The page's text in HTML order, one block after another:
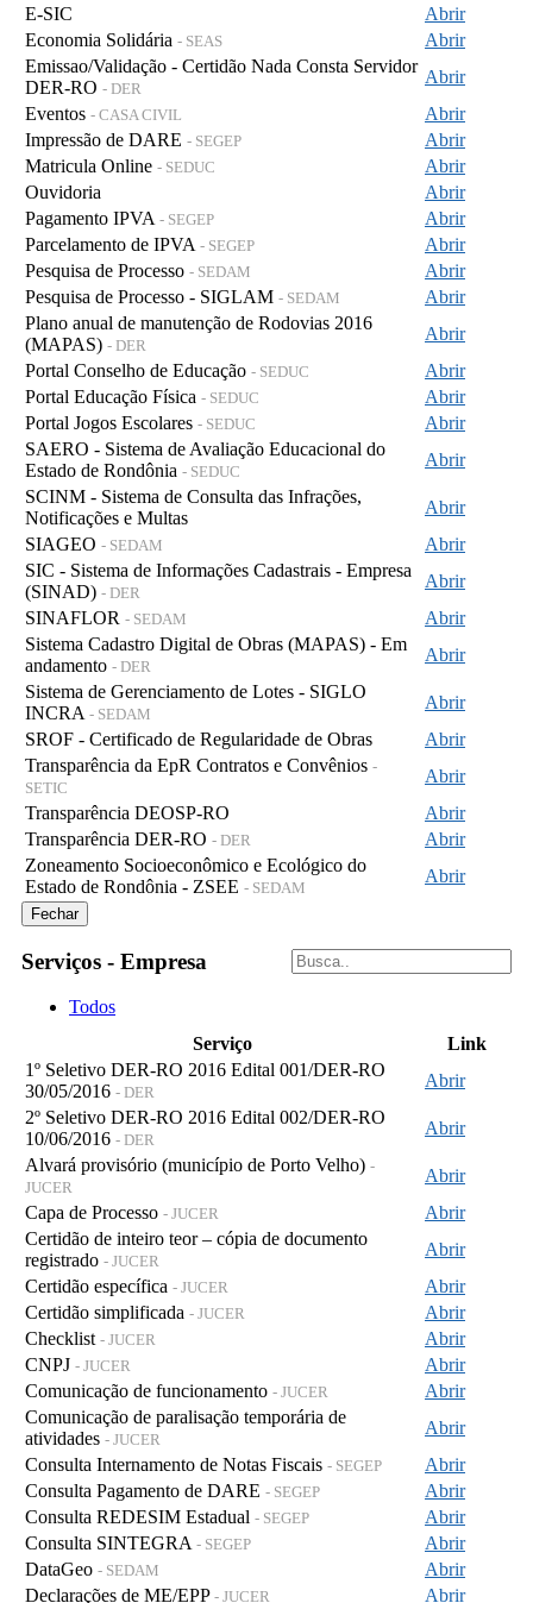
E-SIC
Abrir
Economia Solidária - SEAS
Abrir
Emissao/Validação - Certidão Nada Consta Servidor
DER-RO - DER
Abrir
Eventos - CASA CIVIL
Abrir
Impressão de DARE - SEGEP
Abrir
Matricula Online - SEDUC
Abrir
Ouvidoria
Abrir
Pagamento IPVA - SEGEP
Abrir
Parcelamento de IPVA - SEGEP
Abrir
Pesquisa de Processo - SEDAM
Abrir
Pesquisa de Processo - SIGLAM - SEDAM
Abrir
Plano anual de manutenção de Rodovias 2016
(MAPAS) - DER
Abrir
Portal Conselho de Educação - SEDUC
Abrir
Portal Educação Física - SEDUC
Abrir
Portal Jogos Escolares - SEDUC
Abrir
SAERO - Sistema de Avaliação Educacional do
Estado de Rondônia - SEDUC
Abrir
SCINM - Sistema de Consulta das Infrações,
Notificações e Multas
Abrir
SIAGEO - SEDAM
Abrir
SIC - Sistema de Informações Cadastrais - Empresa
(SINAD) - DER
Abrir
SINAFLOR - SEDAM
Abrir
Sistema Cadastro Digital de Obras (MAPAS) - Em
andamento - DER
Abrir
Sistema de Gerenciamento de Lotes - SIGLO
INCRA - SEDAM
Abrir
SROF - Certificado de Regularidade de Obras
Abrir
Transparência da EpR Contratos e Convênios -
SETIC
Abrir
Transparência DEOSP-RO
Abrir
Transparência DER-RO - DER
Abrir
Zoneamento Socioeconômico e Ecológico do
Estado de Rondônia - ZSEE - SEDAM
Abrir
Fechar
Serviços - Empresa
Todos
Serviço
Link
1º Seletivo DER-RO 2016 Edital 001/DER-RO
30/05/2016 - DER
Abrir
2º Seletivo DER-RO 2016 Edital 002/DER-RO
10/06/2016 - DER
Abrir
Alvará provisório (município de Porto Velho) -
JUCER
Abrir
Capa de Processo - JUCER
Abrir
Certidão de inteiro teor – cópia de documento
registrado - JUCER
Abrir
Certidão específica - JUCER
Abrir
Certidão simplificada - JUCER
Abrir
Checklist - JUCER
Abrir
CNPJ - JUCER
Abrir
Comunicação de funcionamento - JUCER
Abrir
Comunicação de paralisação temporária de
atividades - JUCER
Abrir
Consulta Internamento de Notas Fiscais - SEGEP
Abrir
Consulta Pagamento de DARE - SEGEP
Abrir
Consulta REDESIM Estadual - SEGEP
Abrir
Consulta SINTEGRA - SEGEP
Abrir
DataGeo - SEDAM
Abrir
Declarações de ME/EPP - JUCER Abrir